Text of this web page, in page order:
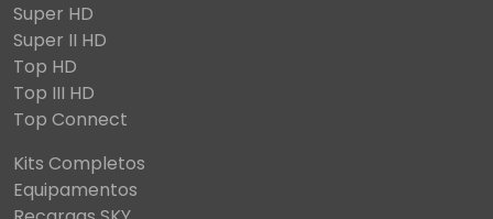
Super HD
Super II HD
Top HD
Top III HD
Top Connect
Kits Completos
Equipamentos